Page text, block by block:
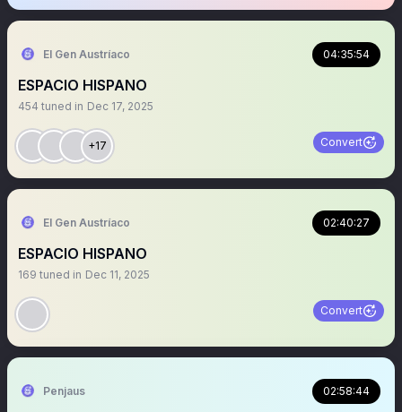
El Gen Austríaco 04:35:54
ESPACIO HISPANO
454 tuned in Dec 17, 2025
+17 Convert
El Gen Austríaco 02:40:27
ESPACIO HISPANO
169 tuned in Dec 11, 2025
Convert
Penjaus 02:58:44